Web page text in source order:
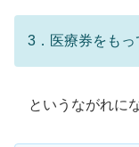
3．医療券をもっ
というながれにな